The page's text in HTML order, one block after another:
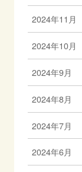
2024年11月
2024年10月
2024年9月
2024年8月
2024年7月
2024年6月